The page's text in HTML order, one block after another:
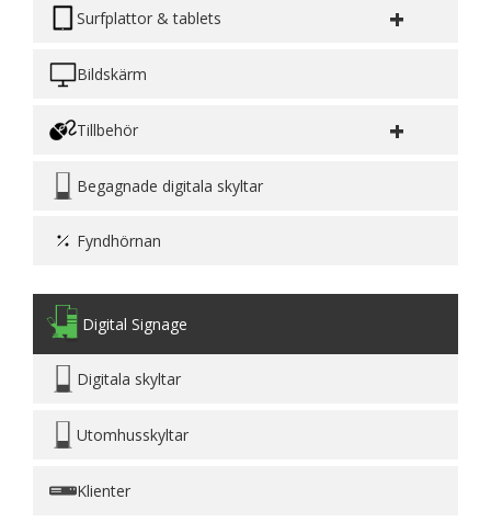
Surfplattor & tablets +
Bildskärm
Tillbehör +
Begagnade digitala skyltar
Fyndhörnan
Digital Signage
Digitala skyltar
Utomhusskyltar
Klienter